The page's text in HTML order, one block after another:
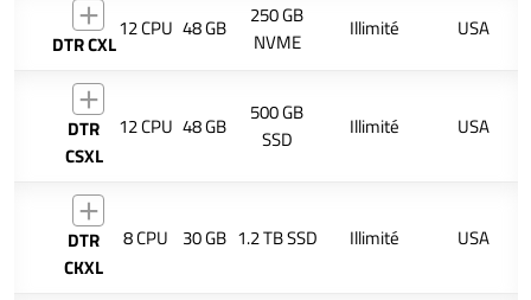
DTR CXL
12 CPU 48 GB
250 GB
NVME
Illimité USA
DTR
CSXL
12 CPU 48 GB
500 GB
SSD
Illimité USA
DTR
CKXL
8 CPU 30 GB 1.2 TB SSD Illimité USA